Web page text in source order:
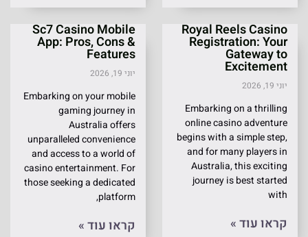
Royal Reels Casino
Registration: Your
Gateway to
Excitement
יוני 19, 2026
Embarking on a thrilling
online casino adventure
begins with a simple step,
and for many players in
Australia, this exciting
journey is best started
with
קראו עוד »
Sc7 Casino Mobile
App: Pros, Cons &
Features
יוני 19, 2026
Embarking on your mobile
gaming journey in
Australia offers
unparalleled convenience
and access to a world of
casino entertainment. For
those seeking a dedicated
platform,
קראו עוד »